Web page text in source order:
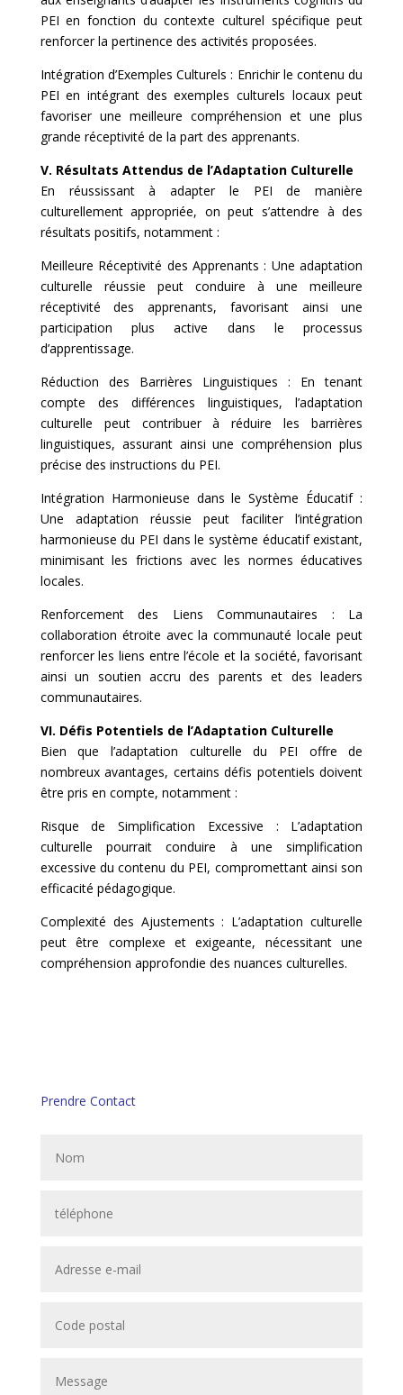
PEI en fonction du contexte culturel spécifique peut
renforcer la pertinence des activités proposées.
Intégration d’Exemples Culturels : Enrichir le contenu du
PEI en intégrant des exemples culturels locaux peut
favoriser une meilleure compréhension et une plus
grande réceptivité de la part des apprenants.
V. Résultats Attendus de l’Adaptation Culturelle
En réussissant à adapter le PEI de manière
culturellement appropriée, on peut s’attendre à des
résultats positifs, notamment :
Meilleure Réceptivité des Apprenants : Une adaptation
culturelle réussie peut conduire à une meilleure
réceptivité des apprenants, favorisant ainsi une
participation plus active dans le processus
d’apprentissage.
Réduction des Barrières Linguistiques : En tenant
compte des différences linguistiques, l’adaptation
culturelle peut contribuer à réduire les barrières
linguistiques, assurant ainsi une compréhension plus
précise des instructions du PEI.
Intégration Harmonieuse dans le Système Éducatif :
Une adaptation réussie peut faciliter l’intégration
harmonieuse du PEI dans le système éducatif existant,
minimisant les frictions avec les normes éducatives
locales.
Renforcement des Liens Communautaires : La
collaboration étroite avec la communauté locale peut
renforcer les liens entre l’école et la société, favorisant
ainsi un soutien accru des parents et des leaders
communautaires.
VI. Défis Potentiels de l’Adaptation Culturelle
Bien que l’adaptation culturelle du PEI offre de
nombreux avantages, certains défis potentiels doivent
être pris en compte, notamment :
Risque de Simplification Excessive : L’adaptation
culturelle pourrait conduire à une simplification
excessive du contenu du PEI, compromettant ainsi son
efficacité pédagogique.
Complexité des Ajustements : L’adaptation culturelle
peut être complexe et exigeante, nécessitant une
compréhension approfondie des nuances culturelles.
Prendre Contact